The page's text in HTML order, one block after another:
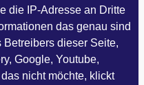
die IP-Adresse an Dritte
das genau sind
Betreibers dieser Seite,
Google, Youtube,
nicht möchte, klickt